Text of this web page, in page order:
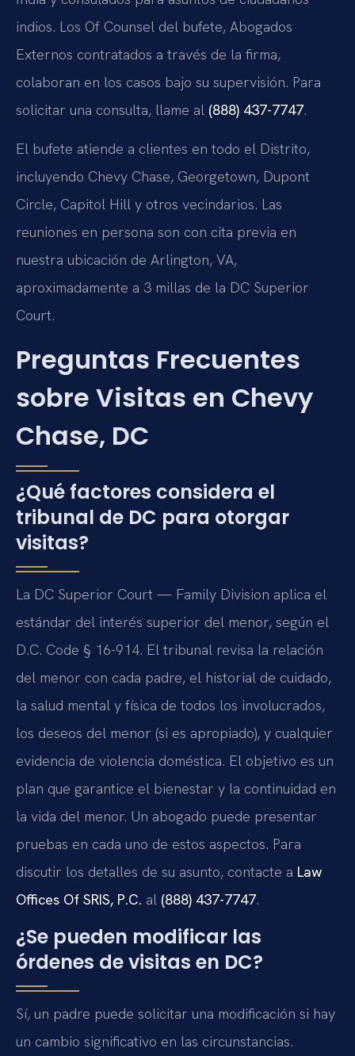
indios. Los Of Counsel del bufete, Abogados
Externos contratados a través de la firma,
colaboran en los casos bajo su supervisión. Para
solicitar una consulta, llame al (888) 437-7747.
El bufete atiende a clientes en todo el Distrito,
incluyendo Chevy Chase, Georgetown, Dupont
Circle, Capitol Hill y otros vecindarios. Las
reuniones en persona son con cita previa en
nuestra ubicación de Arlington, VA,
aproximadamente a 3 millas de la DC Superior
Court.
Preguntas Frecuentes
sobre Visitas en Chevy
Chase, DC
¿Qué factores considera el
tribunal de DC para otorgar
visitas?
La DC Superior Court — Family Division aplica el
estándar del interés superior del menor, según el
D.C. Code § 16-914. El tribunal revisa la relación
del menor con cada padre, el historial de cuidado,
la salud mental y física de todos los involucrados,
los deseos del menor (si es apropiado), y cualquier
evidencia de violencia doméstica. El objetivo es un
plan que garantice el bienestar y la continuidad en
la vida del menor. Un abogado puede presentar
pruebas en cada uno de estos aspectos. Para
discutir los detalles de su asunto, contacte a Law
Offices Of SRIS, P.C. al (888) 437-7747.
¿Se pueden modificar las
órdenes de visitas en DC?
Sí, un padre puede solicitar una modificación si hay
un cambio significativo en las circunstancias.